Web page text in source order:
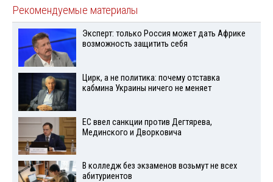
Рекомендуемые материалы
Эксперт: только Россия может дать Африке
возможность защитить себя
Цирк, а не политика: почему отставка
кабмина Украины ничего не меняет
ЕС ввел санкции против Дегтярева,
Мединского и Дворковича
В колледж без экзаменов возьмут не всех
абитуриентов